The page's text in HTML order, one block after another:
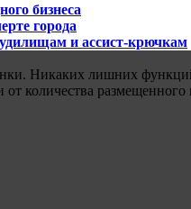
бизнеса
города
и ассист-крючкам
Никаких лишних
количества размещенного